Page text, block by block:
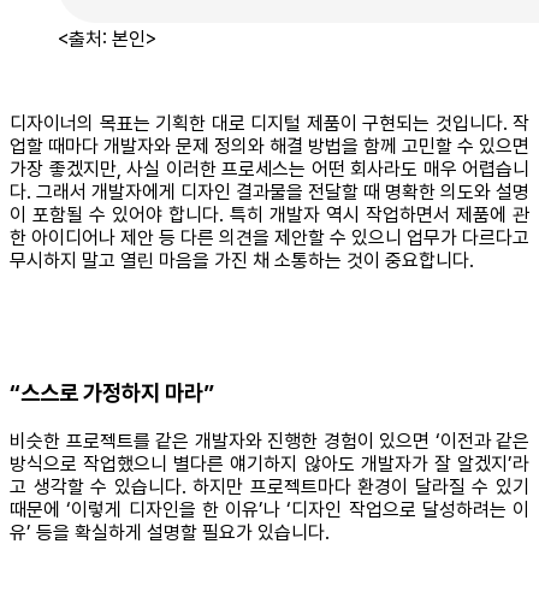
<출처: 본인>
디자이너의 목표는 기획한 대로 디지털 제품이 구현되는 것입니다. 작
업할 때마다 개발자와 문제 정의와 해결 방법을 함께 고민할 수 있으면
가장 좋겠지만, 사실 이러한 프로세스는 어떤 회사라도 매우 어렵습니
다. 그래서 개발자에게 디자인 결과물을 전달할 때 명확한 의도와 설명
이 포함될 수 있어야 합니다. 특히 개발자 역시 작업하면서 제품에 관
한 아이디어나 제안 등 다른 의견을 제안할 수 있으니 업무가 다르다고
무시하지 말고 열린 마음을 가진 채 소통하는 것이 중요합니다.
“스스로 가정하지 마라”
비슷한 프로젝트를 같은 개발자와 진행한 경험이 있으면 ‘이전과 같은
방식으로 작업했으니 별다른 얘기하지 않아도 개발자가 잘 알겠지’라
고 생각할 수 있습니다. 하지만 프로젝트마다 환경이 달라질 수 있기
때문에 ‘이렇게 디자인을 한 이유’나 ‘디자인 작업으로 달성하려는 이
유’ 등을 확실하게 설명할 필요가 있습니다.